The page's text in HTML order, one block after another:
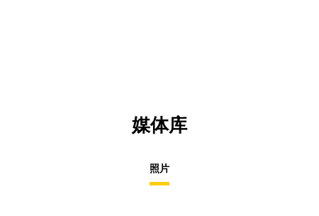
媒体库
照片